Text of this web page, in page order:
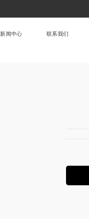
新闻中心 联系我们